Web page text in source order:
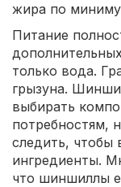
жира по
Питание
только вода.
грызуна.
выбирать
потребностям,
следить, чтобы
ингредиенты.
что шиншиллы